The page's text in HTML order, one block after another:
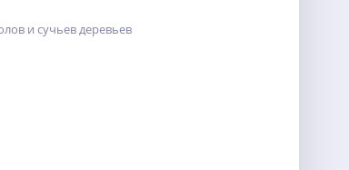
и сучьев деревьев